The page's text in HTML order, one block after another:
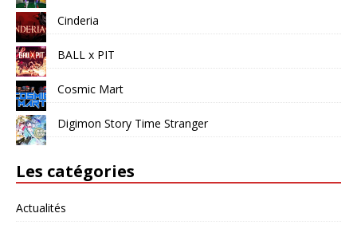
Cinderia
BALL x PIT
Cosmic Mart
Digimon Story Time Stranger
Les catégories
Actualités